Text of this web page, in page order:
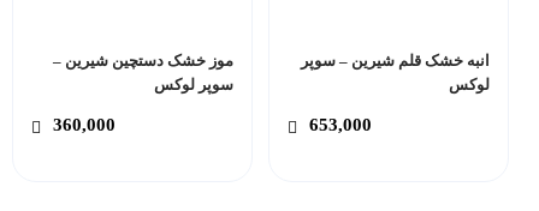
انبه خشک قلم شیرین – سوپر
لوکس
653,000
موز خشک دستچین شیرین –
سوپر لوکس
360,000